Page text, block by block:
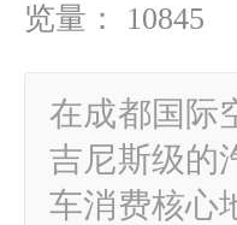
览量： 10845
在成都国际
吉尼斯级的
车消费核心